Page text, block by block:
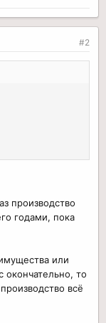
#2
производство
годами, пока
или
окончательно, то
всё